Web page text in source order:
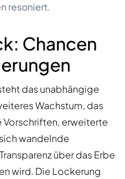
resoniert.
Chancen
das unabhängige
Wachstum, das
erweiterte
wandelnde
über das Erbe
wird. Die Lockerung